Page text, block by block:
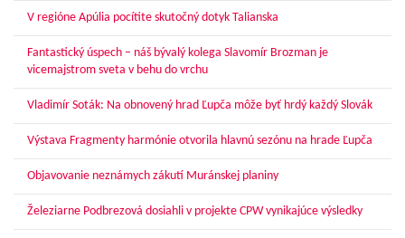
V regióne Apúlia pocítite skutočný dotyk Talianska
Fantastický úspech – náš bývalý kolega Slavomír Brozman je
vicemajstrom sveta v behu do vrchu
Vladimír Soták: Na obnovený hrad Ľupča môže byť hrdý každý Slovák
Výstava Fragmenty harmónie otvorila hlavnú sezónu na hrade Ľupča
Objavovanie neznámych zákutí Muránskej planiny
Železiarne Podbrezová dosiahli v projekte CPW vynikajúce výsledky